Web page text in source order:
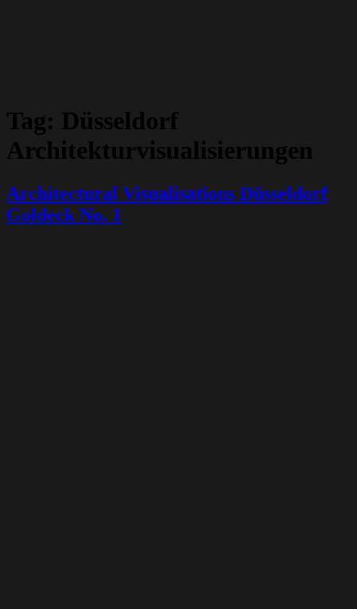
Tag: Düsseldorf
Architekturvisualisierungen
Architectural Visualisations Düsseldorf
Goldeck No. 1